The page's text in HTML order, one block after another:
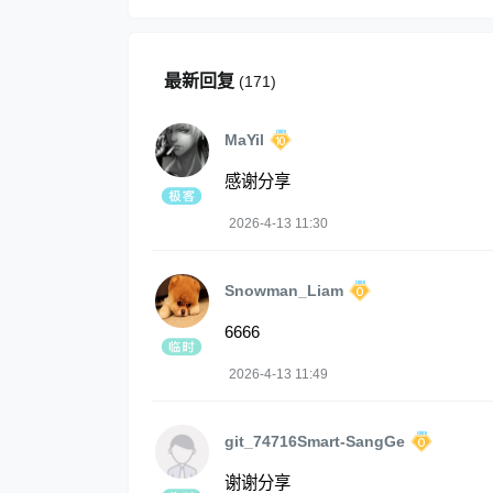
最新回复 (171)
MaYil
感谢分享
2026-4-13 11:30
Snowman_Liam
6666
2026-4-13 11:49
git_74716Smart-SangGe
谢谢分享